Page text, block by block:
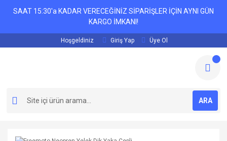
SAAT 15:30'a KADAR VERECEĞİNİZ SİPARİŞLER İÇİN AYNI GÜN
KARGO İMKANI!
Hoşgeldiniz Giriş Yap Üye Ol
ARA